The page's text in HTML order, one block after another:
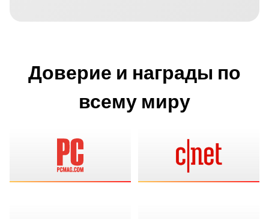
Доверие и награды по
всему миру